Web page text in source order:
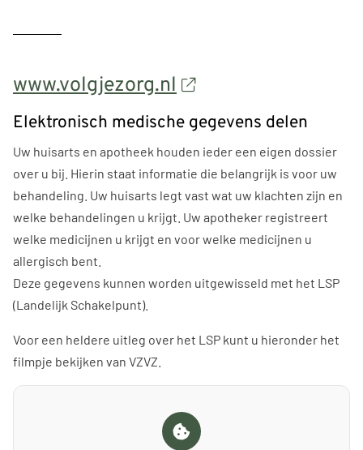
www.volgjezorg.nl
Elektronisch medische gegevens delen
Uw huisarts en apotheek houden ieder een eigen dossier
over u bij. Hierin staat informatie die belangrijk is voor uw
behandeling. Uw huisarts legt vast wat uw klachten zijn en
welke behandelingen u krijgt. Uw apotheker registreert
welke medicijnen u krijgt en voor welke medicijnen u
allergisch bent.
Deze gegevens kunnen worden uitgewisseld met het LSP
(Landelijk Schakelpunt).
Voor een heldere uitleg over het LSP kunt u hieronder het
filmpje bekijken van VZVZ.